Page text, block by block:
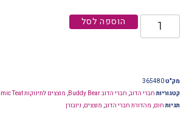
הוספה לסל
מק"ט365480
קטגוריות חברי הדוב, חברי הדוב Buddy Bear , מוצצים לתינוקות Dynamic Teat
תגיות חום, מהדורת חברי הדוב, מוצצים, ניובורן